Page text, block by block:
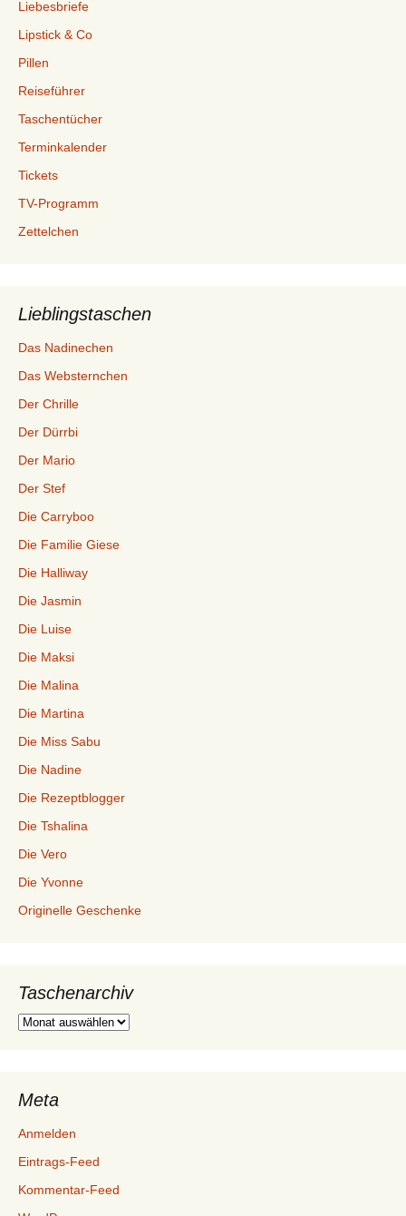
Liebesbriefe
Lipstick & Co
Pillen
Reiseführer
Taschentücher
Terminkalender
Tickets
TV-Programm
Zettelchen
Lieblingstaschen
Das Nadinechen
Das Websternchen
Der Chrille
Der Dürrbi
Der Mario
Der Stef
Die Carryboo
Die Familie Giese
Die Halliway
Die Jasmin
Die Luise
Die Maksi
Die Malina
Die Martina
Die Miss Sabu
Die Nadine
Die Rezeptblogger
Die Tshalina
Die Vero
Die Yvonne
Originelle Geschenke
Taschenarchiv
Taschenarchiv
Meta
Anmelden
Eintrags-Feed
Kommentar-Feed